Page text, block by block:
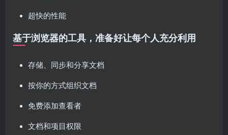
超快的性能
基于浏览器的工具，准备好让每个人充分利用
存储、同步和分享文档
按你的方式组织文档
免费添加查看者
文档和项目权限